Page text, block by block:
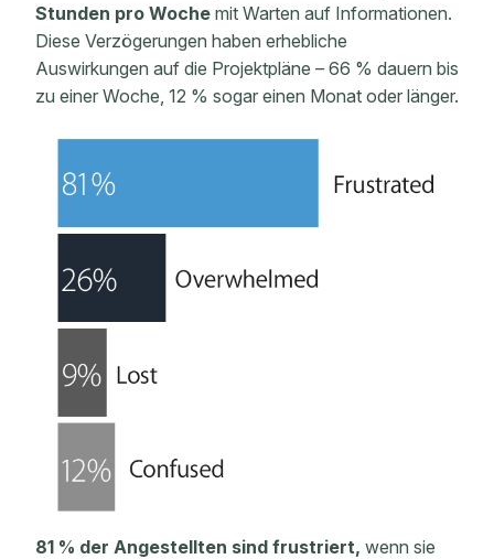
Stunden pro Woche mit Warten auf Informationen.
Diese Verzögerungen haben erhebliche
Auswirkungen auf die Projektpläne – 66 % dauern bis
zu einer Woche, 12 % sogar einen Monat oder länger.
81 % der Angestellten sind frustriert, wenn sie